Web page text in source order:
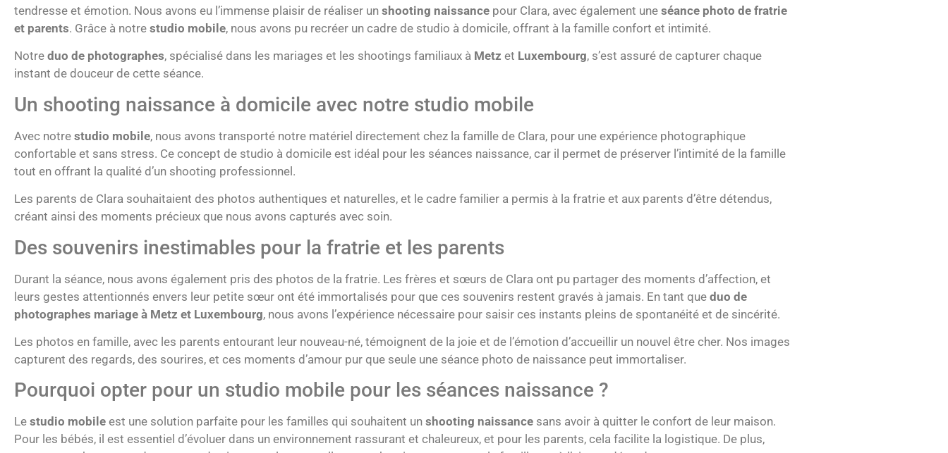
tendresse et émotion. Nous avons eu l’immense plaisir de réaliser un shooting naissance pour Clara, avec également une séance photo de fratrie
et parents. Grâce à notre studio mobile, nous avons pu recréer un cadre de studio à domicile, offrant à la famille confort et intimité.
Notre duo de photographes, spécialisé dans les mariages et les shootings familiaux à Metz et Luxembourg, s’est assuré de capturer chaque
instant de douceur de cette séance.
Un shooting naissance à domicile avec notre studio mobile
Avec notre studio mobile, nous avons transporté notre matériel directement chez la famille de Clara, pour une expérience photographique
confortable et sans stress. Ce concept de studio à domicile est idéal pour les séances naissance, car il permet de préserver l’intimité de la famille
tout en offrant la qualité d’un shooting professionnel.
Les parents de Clara souhaitaient des photos authentiques et naturelles, et le cadre familier a permis à la fratrie et aux parents d’être détendus,
créant ainsi des moments précieux que nous avons capturés avec soin.
Des souvenirs inestimables pour la fratrie et les parents
Durant la séance, nous avons également pris des photos de la fratrie. Les frères et sœurs de Clara ont pu partager des moments d’affection, et
leurs gestes attentionnés envers leur petite sœur ont été immortalisés pour que ces souvenirs restent gravés à jamais. En tant que duo de
photographes mariage à Metz et Luxembourg, nous avons l’expérience nécessaire pour saisir ces instants pleins de spontanéité et de sincérité.
Les photos en famille, avec les parents entourant leur nouveau-né, témoignent de la joie et de l’émotion d’accueillir un nouvel être cher. Nos images
capturent des regards, des sourires, et ces moments d’amour pur que seule une séance photo de naissance peut immortaliser.
Pourquoi opter pour un studio mobile pour les séances naissance ?
Le studio mobile est une solution parfaite pour les familles qui souhaitent un shooting naissance sans avoir à quitter le confort de leur maison.
Pour les bébés, il est essentiel d’évoluer dans un environnement rassurant et chaleureux, et pour les parents, cela facilite la logistique. De plus,